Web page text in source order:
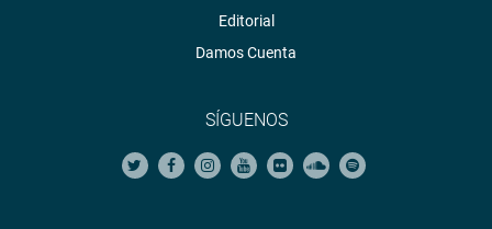
Editorial
Damos Cuenta
SÍGUENOS